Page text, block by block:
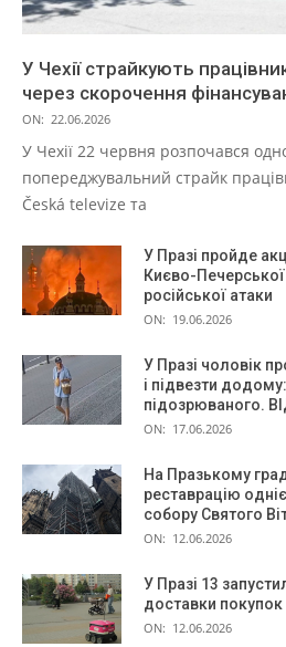
У Чехії страйкують
через скорочення
ON: 22.06.2026
У Чехії 22 червня розпочався
попереджувальний страйк
Česká televize та
У Празі пройде
Києво-
російської атаки
ON: 19.06.2026
У Празі чоловік
і підвезти
підозрюваного.
ON: 17.06.2026
На Празькому
реставрацію
собору Святого
ON: 12.06.2026
У Празі 13
доставки покупок
ON: 12.06.2026